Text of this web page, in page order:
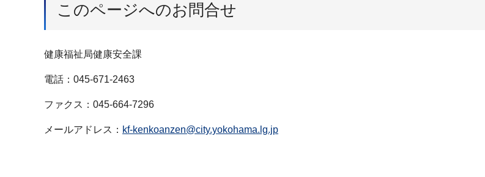
このページへのお問合せ
健康福祉局健康安全課
電話：045-671-2463
ファクス：045-664-7296
メールアドレス： kf-kenkoanzen@city.yokohama.lg.jp